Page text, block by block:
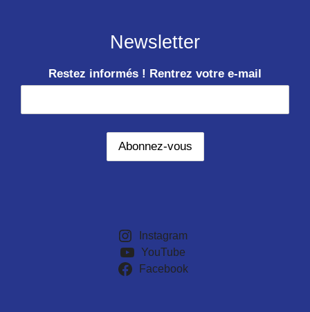
Newsletter
Restez informés ! Rentrez votre e-mail
Instagram
YouTube
Facebook